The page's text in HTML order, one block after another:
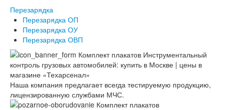
Перезарядка
Перезарядка ОП
Перезарядка ОУ
Перезарядка ОВП
Наша компания предлагает всегда тестируемую продукцию,
лицензированную службами МЧС.